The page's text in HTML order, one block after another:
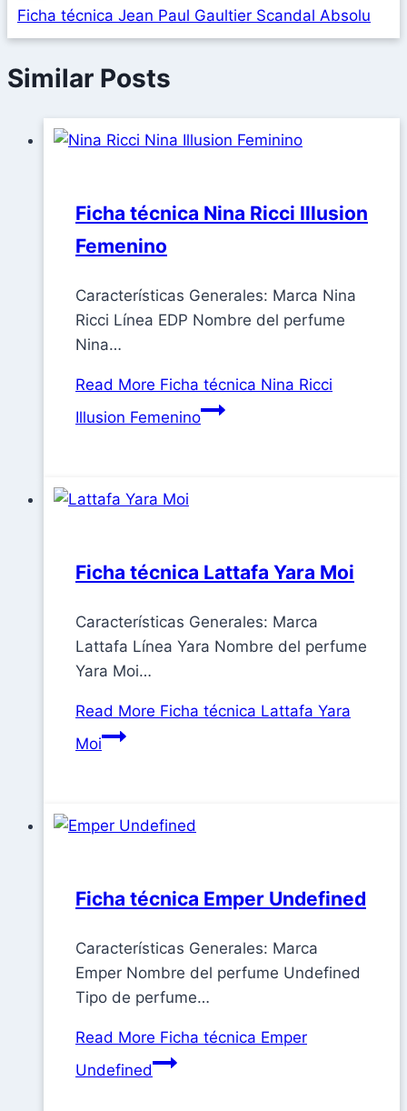
Ficha técnica Jean Paul Gaultier Scandal Absolu
Similar Posts
Ficha técnica Nina Ricci Illusion
Femenino
Características Generales: Marca Nina
Ricci Línea EDP Nombre del perfume
Nina…
Read More Ficha técnica Nina Ricci
Illusion Femenino
Ficha técnica Lattafa Yara Moi
Características Generales: Marca
Lattafa Línea Yara Nombre del perfume
Yara Moi…
Read More Ficha técnica Lattafa Yara
Moi
Ficha técnica Emper Undefined
Características Generales: Marca
Emper Nombre del perfume Undefined
Tipo de perfume…
Read More Ficha técnica Emper
Undefined